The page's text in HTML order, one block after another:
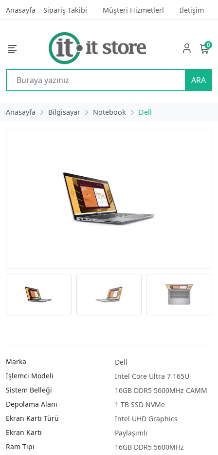
Anasayfa Sipariş Takibi Müşteri Hizmetlerl İletişim
ARA
0
Anasayfa Bilgisayar Notebook Dell
Marka
Dell
İşlemci Modeli
Intel Core Ultra 7 165U
Sistem Belleği
16GB DDR5 5600MHz CAMM
Depolama Alanı
1 TB SSD NVMe
Ekran Kartı Türü
Intel UHD Graphics
Ekran Kartı
Paylaşımlı
Ram Tipi
16GB DDR5 5600MHz